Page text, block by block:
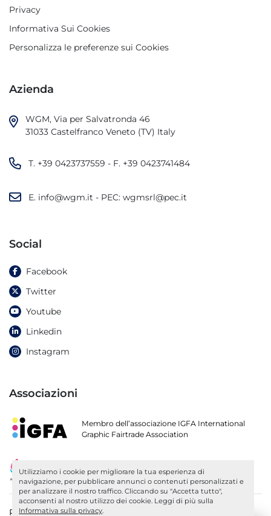
Utilizziamo i cookie per migliorare la tua esperienza di
navigazione, per pubblicare annunci o contenuti personalizzati e
per analizzare il nostro traffico. Cliccando su "Accetta tutto",
acconsenti al nostro utilizzo dei cookie. Leggi di più sulla
Informativa sulla privacy.
Azienda
WGM, Via per Salvatronda 46
31033 Castelfranco Veneto (TV) Italy
T. +39 0423737559 - F. +39 0423741484
E. info@wgm.it - PEC: wgmsrl@pec.it
Privacy
Informativa Sui Cookies
Personalizza le preferenze sui Cookies
Social
Facebook
Twitter
Youtube
Linkedin
Instagram
Associazioni
Membro dell’associazione IGFA International
Graphic Fairtrade Association
Associazione Fornitori Industria Grafica
P.IVA IT03319200279 - C.F 03416790263 | MEC TV 052290 -